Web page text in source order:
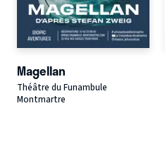
Magellan
Théâtre du Funambule
Montmartre